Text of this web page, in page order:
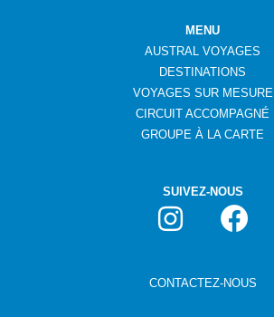
MENU
AUSTRAL VOYAGES
DESTINATIONS
VOYAGES SUR MESURE
CIRCUIT ACCOMPAGNÉ
GROUPE À LA CARTE
SUIVEZ-NOUS
CONTACTEZ-NOUS